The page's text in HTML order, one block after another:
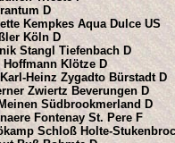
D
Kempkes Aqua Dulce US
Köln D
Stangl Tiefenbach D
Klötze D
Heinz Zygadto Bürstadt D
Zwiertz Beverungen D
Südbrookmerland D
Fontenay St. Pere F
Schloß Holte-